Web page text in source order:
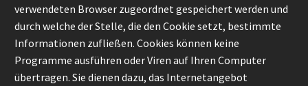
verwendeten Browser zugeordnet gespeichert werden und
durch welche der Stelle, die den Cookie setzt, bestimmte
Informationen zufließen. Cookies können keine
Programme ausführen oder Viren auf Ihren Computer
übertragen. Sie dienen dazu, das Internetangebot